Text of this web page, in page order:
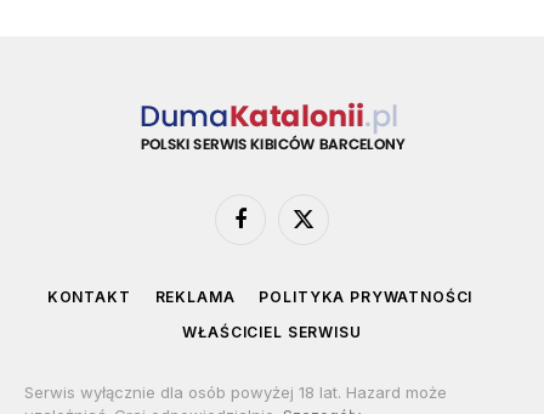
Facebook
X
KONTAKT REKLAMA
POLITYKA PRYWATNOŚCI
WŁAŚCICIEL SERWISU
Serwis wyłącznie dla osób powyżej 18 lat. Hazard może